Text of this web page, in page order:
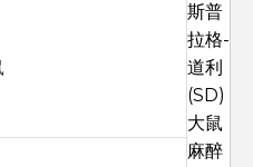
斯普
拉格-
道利
(SD)
大鼠
麻醉